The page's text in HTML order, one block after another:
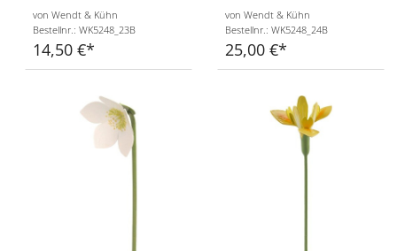
von Wendt & Kühn
Bestellnr.: WK5248_23B
14,50 €
von Wendt & Kühn
Bestellnr.: WK5248_24B
25,00 €